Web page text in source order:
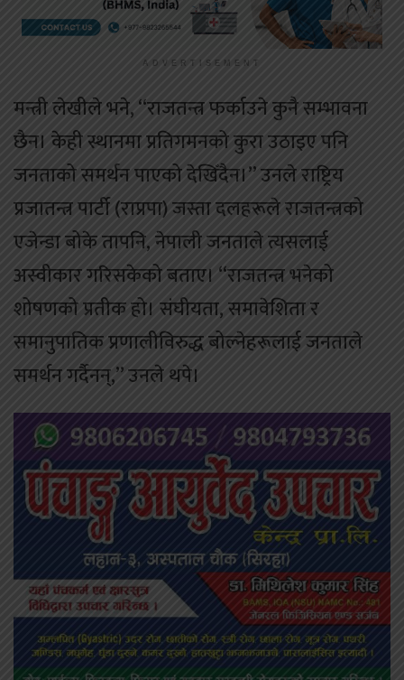
ADVERTISEMENT
मन्त्री लेखीले भने, “राजतन्त्र फर्काउने कुनै सम्भावना
छैन। केही स्थानमा प्रतिगमनको कुरा उठाइए पनि
जनताको समर्थन पाएको देखिँदैन।” उनले राष्ट्रिय
प्रजातन्त्र पार्टी (राप्रपा) जस्ता दलहरूले राजतन्त्रको
एजेन्डा बोके तापनि, नेपाली जनताले त्यसलाई
अस्वीकार गरिसकेको बताए। “राजतन्त्र भनेको
शोषणको प्रतीक हो। संघीयता, समावेशिता र
समानुपातिक प्रणालीविरुद्ध बोल्नेहरूलाई जनताले
समर्थन गर्दैनन्,” उनले थपे।